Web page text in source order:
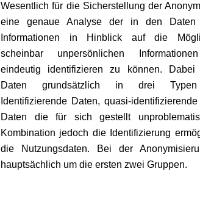
Wesentlich für die Sicherstellung der
eine genaue Analyse der in den Daten
Informationen in Hinblick auf die
scheinbar unpersönlichen
eindeutig identifizieren zu können.
Daten grundsätzlich in drei Typen
Identifizierende Daten, quasi-
Daten die für sich gestellt
Kombination jedoch die Identifizierung
die Nutzungsdaten. Bei der
hauptsächlich um die ersten zwei Gruppen.